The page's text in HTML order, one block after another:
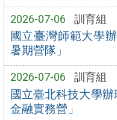
2026-07-06 訓育組
國立臺灣師範大學
暑期營隊」
2026-07-06 訓育組
國立臺北科技大學
金融實務營」